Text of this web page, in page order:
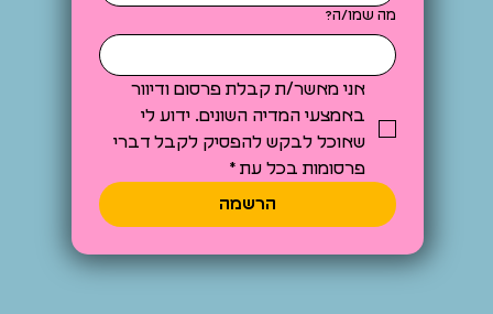
מה שמו/ה?
אני מאשר/ת קבלת פרסום ודיוור
באמצעי המדיה השונים. ידוע לי
שאוכל לבקש להפסיק לקבל דברי
פרסומות בכל עת *
הרשמה